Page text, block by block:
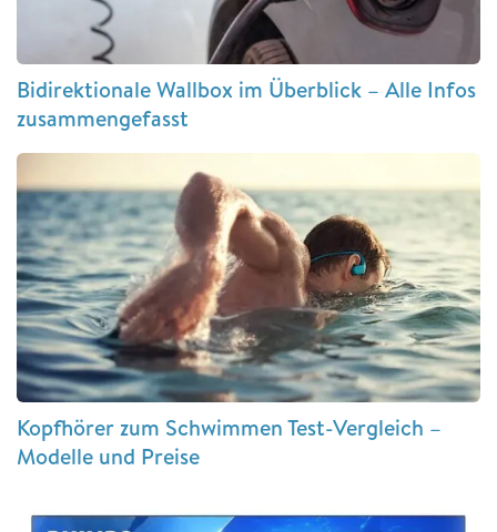
Bidirektionale Wallbox im Überblick – Alle Infos
zusammengefasst
Kopfhörer zum Schwimmen Test-Vergleich –
Modelle und Preise